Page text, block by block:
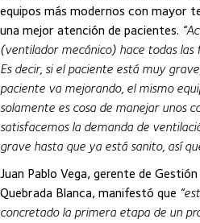
equipos más modernos con mayor
una mejor atención de pacientes.
(ventilador mecánico) hace todas las
Es decir, si el paciente está muy
paciente va mejorando, el mismo
solamente es cosa de manejar unos
satisfacemos la demanda de
grave hasta que ya está sanito, así
Juan Pablo Vega, gerente de
Quebrada Blanca, manifestó que
concretado la primera etapa de un